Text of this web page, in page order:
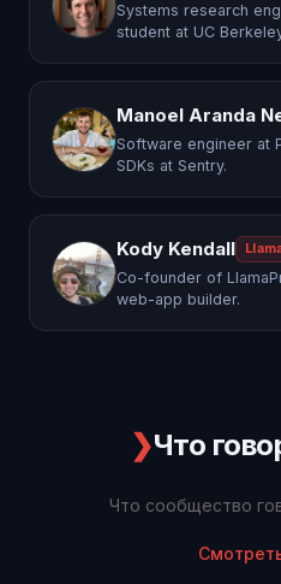
Systems research
student at UC
Manoel Aranda
Software engineer at
SDKs at Sentry.
Kody Kendall
Co-founder of
web-app builder.
❯Что
Что сообщество